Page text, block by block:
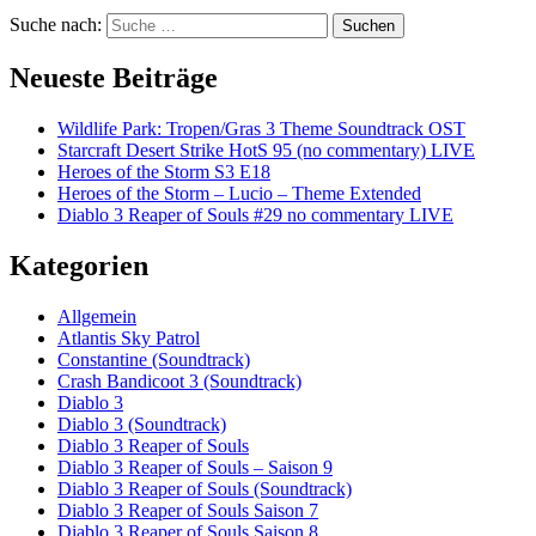
Suche nach: Suchen
Neueste Beiträge
Wildlife Park: Tropen/Gras 3 Theme Soundtrack OST
Starcraft Desert Strike HotS 95 (no commentary) LIVE
Heroes of the Storm S3 E18
Heroes of the Storm – Lucio – Theme Extended
Diablo 3 Reaper of Souls #29 no commentary LIVE
Kategorien
Allgemein
Atlantis Sky Patrol
Constantine (Soundtrack)
Crash Bandicoot 3 (Soundtrack)
Diablo 3
Diablo 3 (Soundtrack)
Diablo 3 Reaper of Souls
Diablo 3 Reaper of Souls – Saison 9
Diablo 3 Reaper of Souls (Soundtrack)
Diablo 3 Reaper of Souls Saison 7
Diablo 3 Reaper of Souls Saison 8